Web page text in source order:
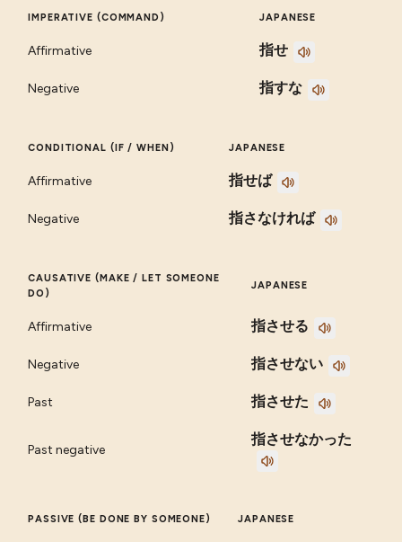
IMPERATIVE (COMMAND) JAPANESE
Affirmative 指せ
Negative 指すな
CONDITIONAL (IF / WHEN) JAPANESE
Affirmative 指せば
Negative 指さなければ
CAUSATIVE (MAKE / LET SOMEONE
DO)
JAPANESE
Affirmative 指させる
Negative 指させない
Past 指させた
Past negative
指させなかった
PASSIVE (BE DONE BY SOMEONE) JAPANESE